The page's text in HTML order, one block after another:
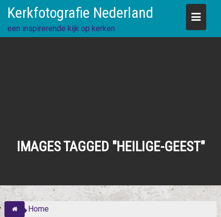
content
Kerkfotografie Nederland
een inspirerende kijk op kerken
IMAGES TAGGED "HEILIGE-GEEST"
Home